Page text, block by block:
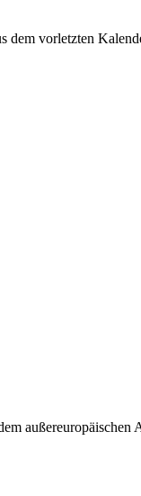
dem vorletzten
außereuropäischen